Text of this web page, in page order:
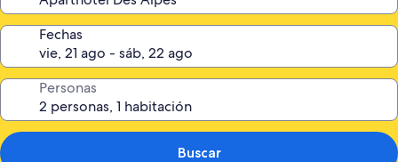
Fechas
Personas
Buscar